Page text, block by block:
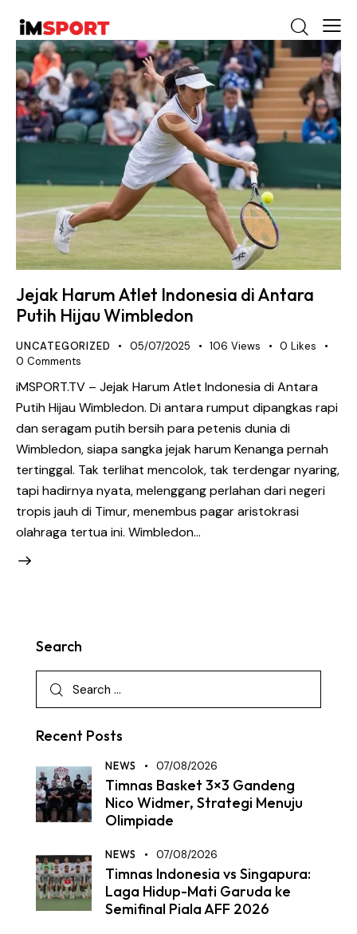
Jejak Harum Atlet Indonesia di Antara
Putih Hijau Wimbledon
UNCATEGORIZED 05/07/2025 106 Views 0 Likes
0 Comments
iMSPORT.TV – Jejak Harum Atlet Indonesia di Antara
Putih Hijau Wimbledon. Di antara rumput dipangkas rapi
dan seragam putih bersih para petenis dunia di
Wimbledon, siapa sangka jejak harum Kenanga pernah
tertinggal. Tak terlihat mencolok, tak terdengar nyaring,
tapi hadirnya nyata, melenggang perlahan dari negeri
tropis jauh di Timur, menembus pagar aristokrasi
olahraga tertua ini. Wimbledon…
Search
Recent Posts
NEWS 07/08/2026
Timnas Basket 3×3 Gandeng
Nico Widmer, Strategi Menuju
Olimpiade
NEWS 07/08/2026
Timnas Indonesia vs Singapura:
Laga Hidup-Mati Garuda ke
Semifinal Piala AFF 2026